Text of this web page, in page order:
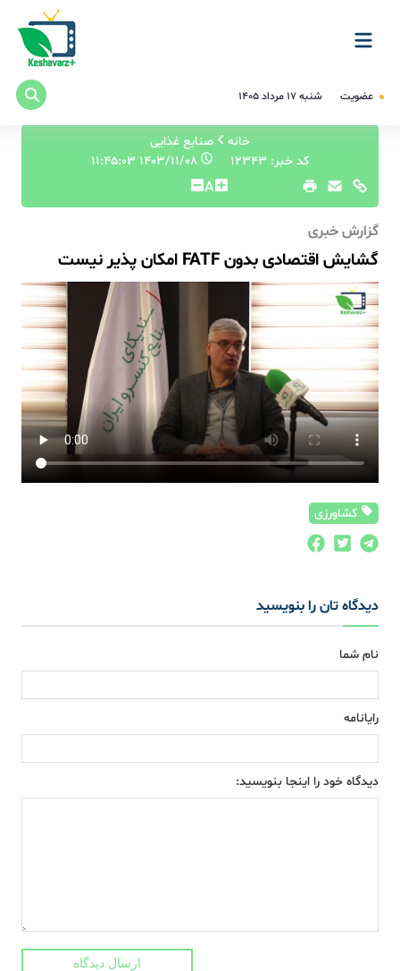
عضویت شنبه ۱۷ مرداد ۱۴۰۵
خانه
صنایع غذایی
کد خبر: 12343
۱۴۰۳/۱۱/۰۸ ۱۱:۴۵:۰۳
A
گزارش خبری
گشایش اقتصادی بدون FATF امکان پذیر نیست
کشاورزی
دیدگاه تان را بنویسید
نام شما
رایانامه
دیدگاه خود را اینجا بنویسید:
ارسال دیدگاه